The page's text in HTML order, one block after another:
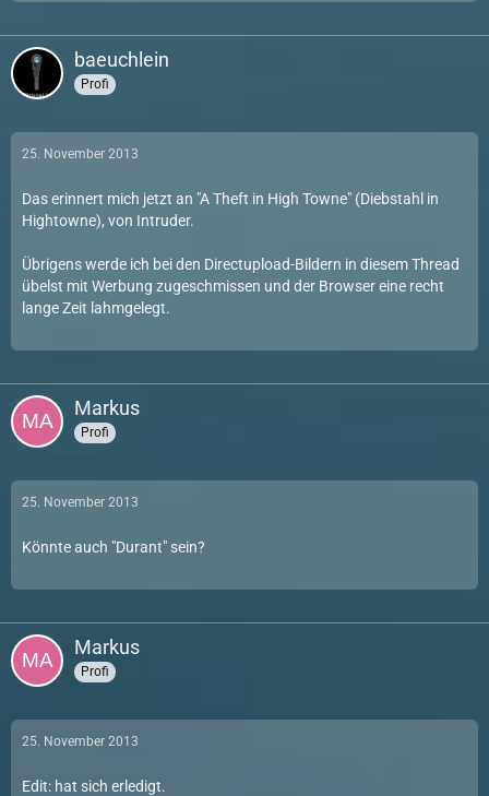
baeuchlein
Profi
25. November 2013
Das erinnert mich jetzt an "A Theft in High Towne" (Diebstahl in
Hightowne), von Intruder.
Übrigens werde ich bei den Directupload-Bildern in diesem Thread
übelst mit Werbung zugeschmissen und der Browser eine recht
lange Zeit lahmgelegt.
Markus
Profi
25. November 2013
Könnte auch "Durant" sein?
Markus
Profi
25. November 2013
Edit: hat sich erledigt.